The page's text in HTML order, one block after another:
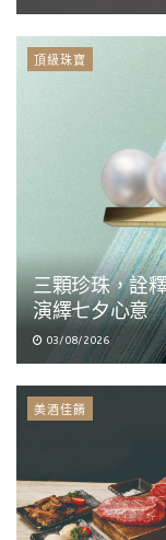
頂級珠寶
三顆珍珠，詮
演繹七夕心意
03/08/2026
美酒佳餚